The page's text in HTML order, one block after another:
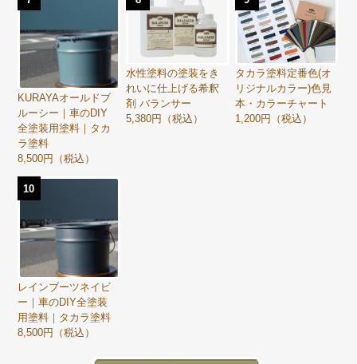
KURAYAオールドブ
ルーシー｜車のDIY
全塗装用塗料｜タカ
ラ塗料
8,500円（税込）
水性塗料の塗装をき
れいに仕上げる希釈
剤 バランサー
5,380円（税込）
タカラ塗料定番色(オ
リジナルカラー)色見
本・カラーチャート
1,200円（税込）
10
レインブーツネイビ
ー｜車のDIY全塗装
用塗料｜タカラ塗料
8,500円（税込）